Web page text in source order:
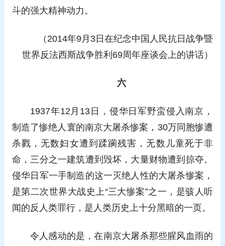
斗的强大精神动力。
（2014年9月3日在纪念中国人民抗日战争暨
世界反法西斯战争胜利69周年座谈会上的讲话）
六
1937年12月13日，侵华日军野蛮侵入南京，
制造了惨绝人寰的南京大屠杀惨案，30万同胞惨遭
杀戮，无数妇女遭到蹂躏残害，无数儿童死于非
命，三分之一建筑遭到毁坏，大量财物遭到掠夺。
侵华日军一手制造的这一灭绝人性的大屠杀惨案，
是第二次世界大战史上“三大惨案”之一，是骇人听
闻的反人类罪行，是人类历史上十分黑暗的一页。
令人感动的是，在南京大屠杀那些腥风血雨的